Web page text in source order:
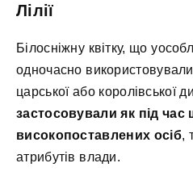
Лілії
Білосніжну квітку, що
одночасно
царської або королівської
застосовували як під час
високопоставлених осіб,
атрибутів влади.